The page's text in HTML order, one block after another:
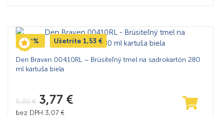
-29% Ušetríte 1,53 €
Den Braven 00410RL – Brúsiteľný tmel na sadrokartón 280
ml kartuša biela
5,30€ 3,77 €
bez DPH 3,07 €